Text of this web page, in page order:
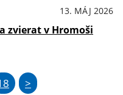
13. MÁJ 2026
zvierat v Hromoši
>